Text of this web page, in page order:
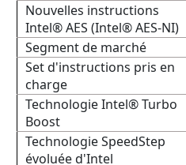
Nouvelles instructions
Intel® AES (Intel® AES-NI)
Segment de marché
Set d'instructions pris en
charge
Technologie Intel® Turbo
Boost
Technologie SpeedStep
évoluée d'Intel